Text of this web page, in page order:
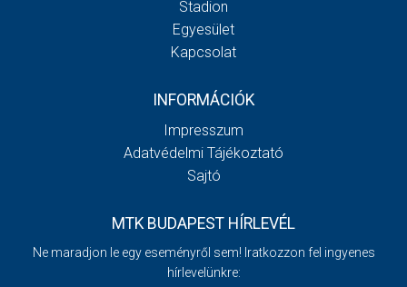
Stadion
Egyesület
Kapcsolat
INFORMÁCIÓK
Impresszum
Adatvédelmi Tájékoztató
Sajtó
MTK BUDAPEST HÍRLEVÉL
Ne maradjon le egy eseményről sem! Iratkozzon fel ingyenes
hírlevelünkre: